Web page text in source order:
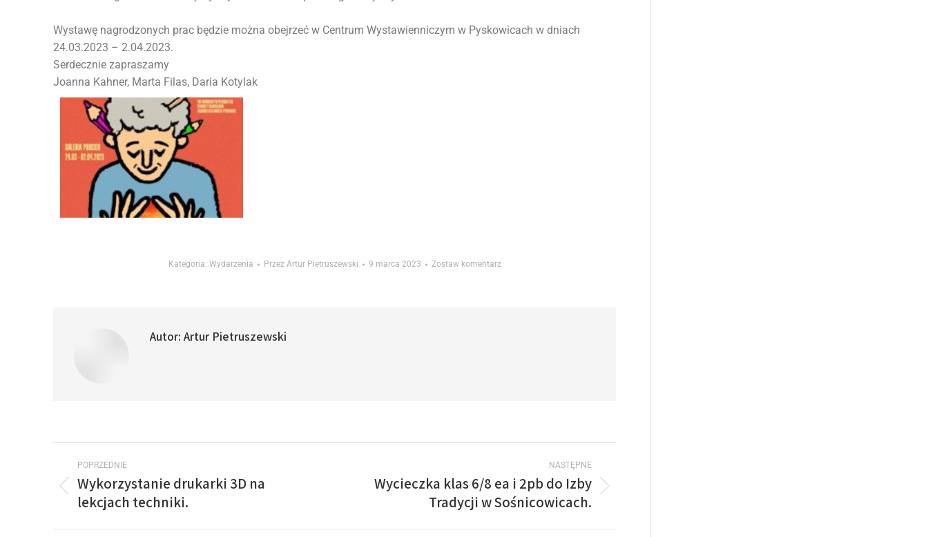
Wystawę nagrodzonych prac będzie można obejrzeć w Centrum Wystawienniczym w Pyskowicach w dniach
24.03.2023 – 2.04.2023.
Serdecznie zapraszamy
Joanna Kahner, Marta Filas, Daria Kotylak
Kategoria: Wydarzenia Przez Artur Pietruszewski 9 marca 2023 Zostaw komentarz
Autor: Artur Pietruszewski
POPRZEDNIE
Wykorzystanie drukarki 3D na
lekcjach techniki.
NASTĘPNE
Wycieczka klas 6/8 ea i 2pb do Izby
Tradycji w Sośnicowicach.